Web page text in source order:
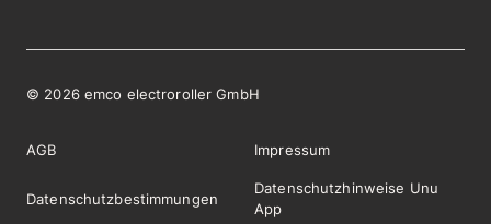
© 2026 emco electroroller GmbH
AGB Impressum
Datenschutzbestimmungen
Datenschutzhinweise Unu
App